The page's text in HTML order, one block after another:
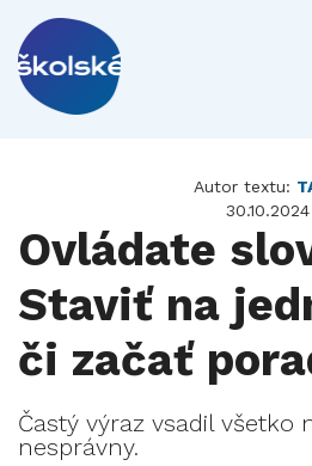
Autor textu:
30.10.2024
Ovládate
Staviť na
či začať
Častý výraz vsadil všetko
nesprávny.